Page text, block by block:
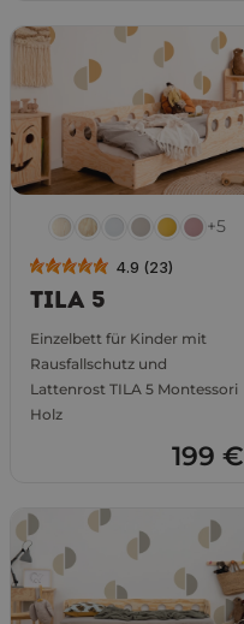
+5
4.9 (23)
TILA 5
Einzelbett für Kinder mit
Rausfallschutz und
Lattenrost TILA 5 Montessori
Holz
199 €